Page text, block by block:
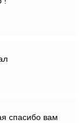
спасибо вам